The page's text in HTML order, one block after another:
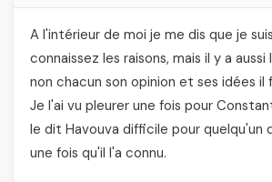
A l'intérieur de moi je me dis que je
connaissez les raisons, mais il y a
non chacun son opinion et ses idées il
Je l'ai vu pleurer une fois pour
le dit Havouva difficile pour quelqu'un
une fois qu'il l'a connu.